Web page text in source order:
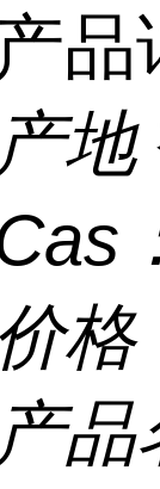
产品
产地
价格
产品